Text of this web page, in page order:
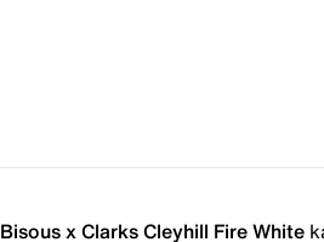
Bisous x Clarks Cleyhill Fire White